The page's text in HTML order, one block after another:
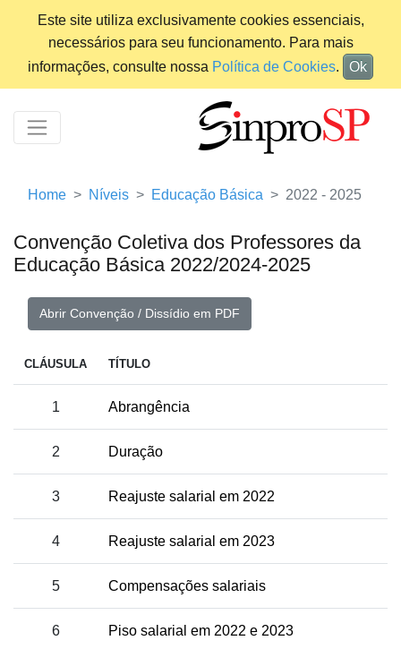
Este site utiliza exclusivamente cookies essenciais,
necessários para seu funcionamento. Para mais
informações, consulte nossa Política de Cookies. Ok
Home Níveis Educação Básica 2022 - 2025
Convenção Coletiva dos Professores da
Educação Básica 2022/2024-2025
Abrir Convenção / Dissídio em PDF
CLÁUSULA TÍTULO
1 Abrangência
2 Duração
3 Reajuste salarial em 2022
4 Reajuste salarial em 2023
5 Compensações salariais
6 Piso salarial em 2022 e 2023